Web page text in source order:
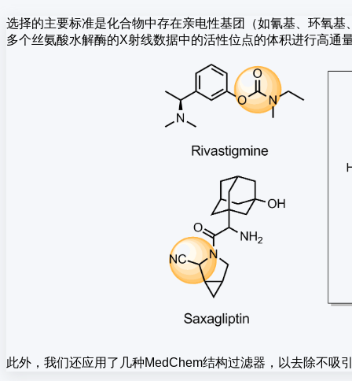
选择的主要标准是化合物中存在亲电性基团（如氰基、环氧
多个丝氨酸水解酶的X射线数据中的活性位点的体积进行高通
此外，我们还应用了几种MedChem结构过滤器，以去除不吸